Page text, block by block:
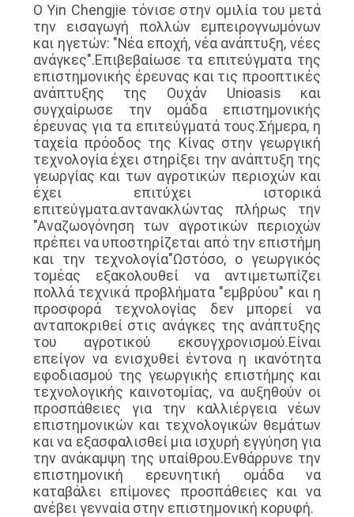
Ο Yin Chengjie τόνισε στην ομιλία του μετά
την εισαγωγή πολλών εμπειρογνωμόνων
και ηγετών: "Νέα εποχή, νέα ανάπτυξη, νέες
ανάγκες".Επιβεβαίωσε τα επιτεύγματα της
επιστημονικής έρευνας και τις προοπτικές
ανάπτυξης της Ουχάν Unioasis και
συγχαίρωσε την ομάδα επιστημονικής
έρευνας για τα επιτεύγματά τους.Σήμερα, η
ταχεία πρόοδος της Κίνας στην γεωργική
τεχνολογία έχει στηρίξει την ανάπτυξη της
γεωργίας και των αγροτικών περιοχών και
έχει επιτύχει ιστορικά
επιτεύγματα.αντανακλώντας πλήρως την
"Αναζωογόνηση των αγροτικών περιοχών
πρέπει να υποστηρίζεται από την επιστήμη
και την τεχνολογία"Ωστόσο, ο γεωργικός
τομέας εξακολουθεί να αντιμετωπίζει
πολλά τεχνικά προβλήματα "εμβρύου" και η
προσφορά τεχνολογίας δεν μπορεί να
ανταποκριθεί στις ανάγκες της ανάπτυξης
του αγροτικού εκσυγχρονισμού.Είναι
επείγον να ενισχυθεί έντονα η ικανότητα
εφοδιασμού της γεωργικής επιστήμης και
τεχνολογικής καινοτομίας, να αυξηθούν οι
προσπάθειες για την καλλιέργεια νέων
επιστημονικών και τεχνολογικών θεμάτων
και να εξασφαλισθεί μια ισχυρή εγγύηση για
την ανάκαμψη της υπαίθρου.Ενθάρρυνε την
επιστημονική ερευνητική ομάδα να
καταβάλει επίμονες προσπάθειες και να
ανέβει γενναία στην επιστημονική κορυφή.